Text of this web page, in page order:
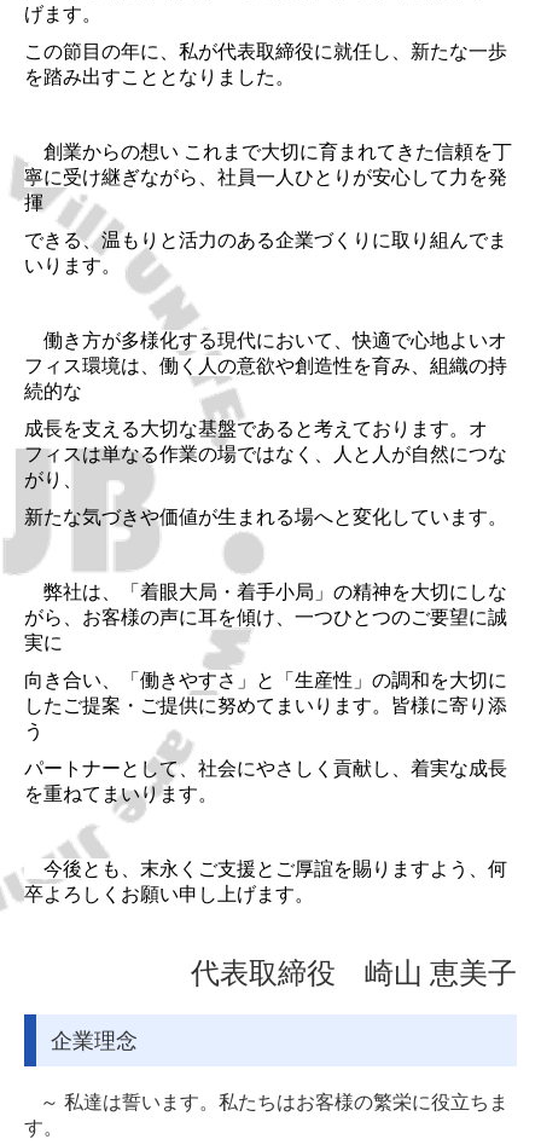
金庫、物品棚、他
その他
年末年始休業日のお知らせ
社長退任・就任
コニカミノルタサービス品質優良店
経理業務統合に伴うご案内
JB大山オフィス リニューアル
「JB大山オフィス」が完成（2021年8月新社屋）
事業所一覧
導入事例
一般社団法人 沖縄美ら島財団様
取り扱いメーカー一覧
学習塾「スクールIE」
個人情報の取り扱いについて
げます。
この節目の年に、私が代表取締役に就任し、新たな一歩
を踏み出すこととなりました。
創業からの想い これまで大切に育まれてきた信頼を丁
寧に受け継ぎながら、社員一人ひとりが安心して力を発
揮
できる、温もりと活力のある企業づくりに取り組んでま
いります。
働き方が多様化する現代において、快適で心地よいオ
フィス環境は、働く人の意欲や創造性を育み、 組織の持
続的な
成長を支える大切な基盤であると考えております。オ
フィスは単なる作業の場ではなく、
人と人が自然につな
がり、
新たな気づきや価値が生まれる場へと変化しています。
弊社は、「着眼大局・着手小局」の精神を大切にしな
がら、お客様の声に耳を傾け、一つひとつのご要望に誠
実に
向き合い、「働きやすさ」と「生産性」の調和を大切に
したご提案・ご提供に努めてまいります。 皆様に寄り添
う
パートナーとして、社会にやさしく貢献し、着実な成長
を重ねてまいります。
今後とも、末永くご支援とご厚誼を賜りますよう、何
卒よろしくお願い申し上げます。
代表取締役 崎山 恵美子
企業理念
～ 私達は誓います。私たちはお客様の繁栄に役立ちま
す。